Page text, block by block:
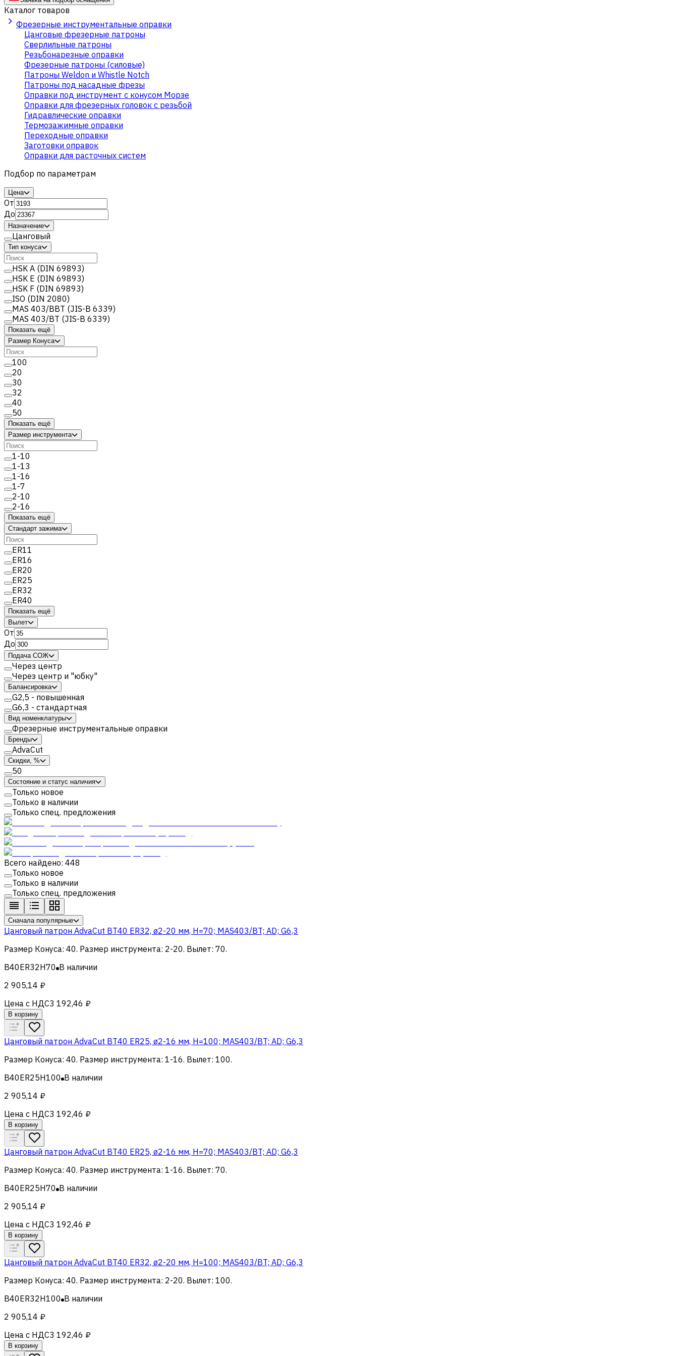
Каталог товаров
Фрезерные инструментальные оправки
Цанговые фрезерные патроны
Сверлильные патроны
Резьбонарезные оправки
Фрезерные патроны (силовые)
Патроны Weldon и Whistle Notch
Патроны под насадные фрезы
Оправки под инструмент с конусом Морзе
Оправки для фрезерных головок с резьбой
Гидравлические оправки
Термозажимные оправки
Переходные оправки
Заготовки оправок
Оправки для расточных систем
Подбор по параметрам
Цена
От
До
Назначение
Цанговый
Тип конуса
HSK A (DIN 69893)
HSK E (DIN 69893)
HSK F (DIN 69893)
ISO (DIN 2080)
MAS 403/BBT (JIS-B 6339)
MAS 403/BT (JIS-B 6339)
Показать ещё
Размер Конуса
100
20
30
32
40
50
Показать ещё
Размер инструмента
1-10
1-13
1-16
1-7
2-10
2-16
Показать ещё
Стандарт зажима
ER11
ER16
ER20
ER25
ER32
ER40
Показать ещё
Вылет
От
До
Подача СОЖ
Через центр
Через центр и "юбку"
Балансировка
G2,5 - повышенная
G6,3 - стандартная
Вид номенклатуры
Фрезерные инструментальные оправки
Бренды
AdvaCut
Скидки, %
50
Состояние и статус наличия
Только новое
Только в наличии
Только спец. предложения
Всего найдено: 448
Только новое
Только в наличии
Только спец. предложения
Сначала популярные
Цанговый патрон AdvaCut BT40 ER32, ø2-20 мм, H=70; MAS403/BT; AD; G6,3
Размер Конуса: 40. Размер инструмента: 2-20. Вылет: 70.
B40ER32H70 В наличии
2 905,14 ₽
Цена с НДС3 192,46 ₽
В корзину
Цанговый патрон AdvaCut BT40 ER25, ø2-16 мм, H=100; MAS403/BT; AD; G6,3
Размер Конуса: 40. Размер инструмента: 1-16. Вылет: 100.
B40ER25H100 В наличии
2 905,14 ₽
Цена с НДС3 192,46 ₽
В корзину
Цанговый патрон AdvaCut BT40 ER25, ø2-16 мм, H=70; MAS403/BT; AD; G6,3
Размер Конуса: 40. Размер инструмента: 1-16. Вылет: 70.
B40ER25H70 В наличии
2 905,14 ₽
Цена с НДС3 192,46 ₽
В корзину
Цанговый патрон AdvaCut BT40 ER32, ø2-20 мм, H=100; MAS403/BT; AD; G6,3
Размер Конуса: 40. Размер инструмента: 2-20. Вылет: 100.
B40ER32H100 В наличии
2 905,14 ₽
Цена с НДС3 192,46 ₽
В корзину